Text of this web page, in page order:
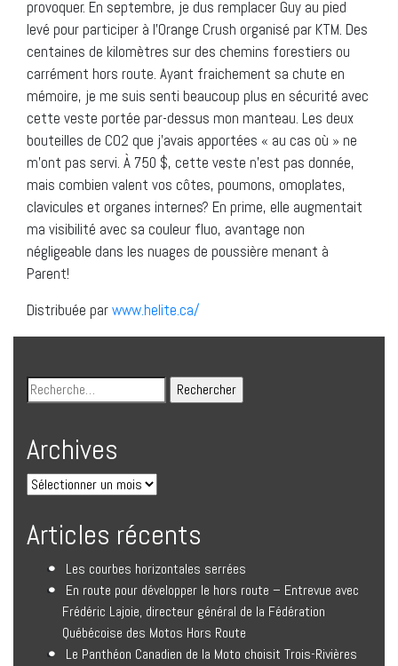
provoquer. En septembre, je dus remplacer Guy au pied
levé pour participer à l’Orange Crush organisé par KTM. Des
centaines de kilomètres sur des chemins forestiers ou
carrément hors route. Ayant fraichement sa chute en
mémoire, je me suis senti beaucoup plus en sécurité avec
cette veste portée par-dessus mon manteau. Les deux
bouteilles de CO2 que j’avais apportées « au cas où » ne
m’ont pas servi. À 750 $, cette veste n’est pas donnée,
mais combien valent vos côtes, poumons, omoplates,
clavicules et organes internes? En prime, elle augmentait
ma visibilité avec sa couleur fluo, avantage non
négligeable dans les nuages de poussière menant à
Parent!
Distribuée parwww.helite.ca/
Archives
Articles récents
Les courbes horizontales serrées
En route pour développer le hors route – Entrevue avec
Frédéric Lajoie, directeur général de la Fédération
Québécoise des Motos Hors Route
Le Panthéon Canadien de la Moto choisit Trois-Rivières